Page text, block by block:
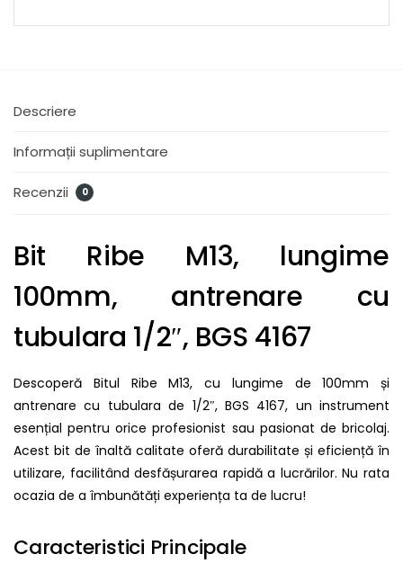
Descriere
Informații suplimentare
Recenzii 0
Bit Ribe M13, lungime
100mm, antrenare cu
tubulara 1/2″, BGS 4167
Descoperă Bitul Ribe M13, cu lungime de 100mm și
antrenare cu tubulara de 1/2″, BGS 4167, un instrument
esențial pentru orice profesionist sau pasionat de bricolaj.
Acest bit de înaltă calitate oferă durabilitate și eficiență în
utilizare, facilitând desfășurarea rapidă a lucrărilor. Nu rata
ocazia de a îmbunătăți experiența ta de lucru!
Caracteristici Principale